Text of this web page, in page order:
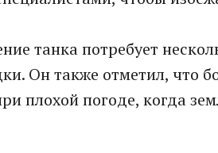
танка потребует
Он также отметил, что
плохой погоде, когда